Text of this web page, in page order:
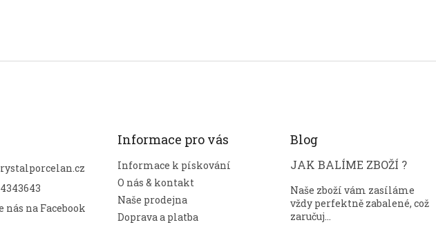
nás na Facebook
Informace pro vás
Informace k pískování
O nás & kontakt
Naše prodejna
Doprava a platba
Blog
JAK BALÍME ZBOŽÍ ?
Naše zboží vám zasíláme
vždy perfektně zabalené, což
zaručuj...